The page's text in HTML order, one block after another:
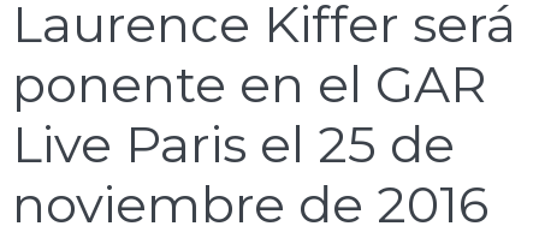
Laurence Kiffer será
ponente en el GAR
Live Paris el 25 de
noviembre de 2016